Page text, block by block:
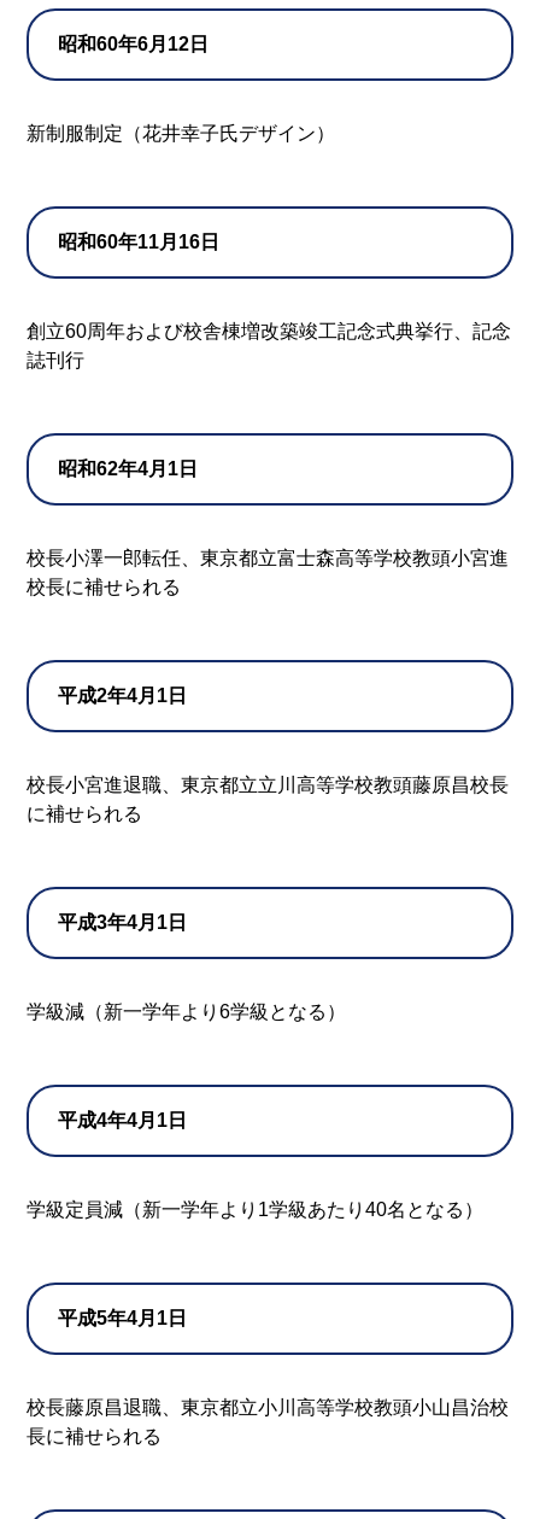
昭和60年6月12日
新制服制定（花井幸子氏デザイン）
昭和60年11月16日
創立60周年および校舎棟増改築竣工記念式典挙行、記念
誌刊行
昭和62年4月1日
校長小澤一郎転任、東京都立富士森高等学校教頭小宮進
校長に補せられる
平成2年4月1日
校長小宮進退職、東京都立立川高等学校教頭藤原昌校長
に補せられる
平成3年4月1日
学級減（新一学年より6学級となる）
平成4年4月1日
学級定員減（新一学年より1学級あたり40名となる）
平成5年4月1日
校長藤原昌退職、東京都立小川高等学校教頭小山昌治校
長に補せられる